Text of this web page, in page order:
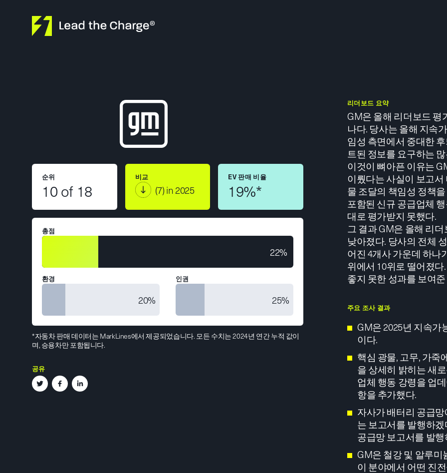
순위
10 of 18
비교
(7) in 2025
EV 판매 비율
19%*
총점
22%
환경
20%
인권
25%
*자동차 판매 데이터는 MarkLines에서 제공되었습니다. 모든 수치는 2024년 연간 누적 값이
며, 승용차만 포함됩니다.
공유
리더보드 요약
GM은 올해 리더보드 평
나다. 당사는 올해 지속
임성 측면에서 중대한
트된 정보를 요구하는
이것이 뼈아픈 이유는
이뤘다는 사실이 보고
물 조달의 책임성 정책
포함된 신규 공급업체
대로 평가받지 못했다.
그 결과 GM은 올해 리
낮아졌다. 당사의 전체
어진 4개사 가운데 하나
위에서 10위로 떨어졌
좋지 못한 성과를 보여
주요 조사 결과
GM은 2025년 지속가
이다.
핵심 광물, 고무, 가죽
을 상세히 밝히는 새
업체 행동 강령을 업
항을 추가했다.
자사가 배터리 공급
는 보고서를 발행하
공급망 보고서를 발
GM은 철강 및 알루미
이 분야에서 어떤 진